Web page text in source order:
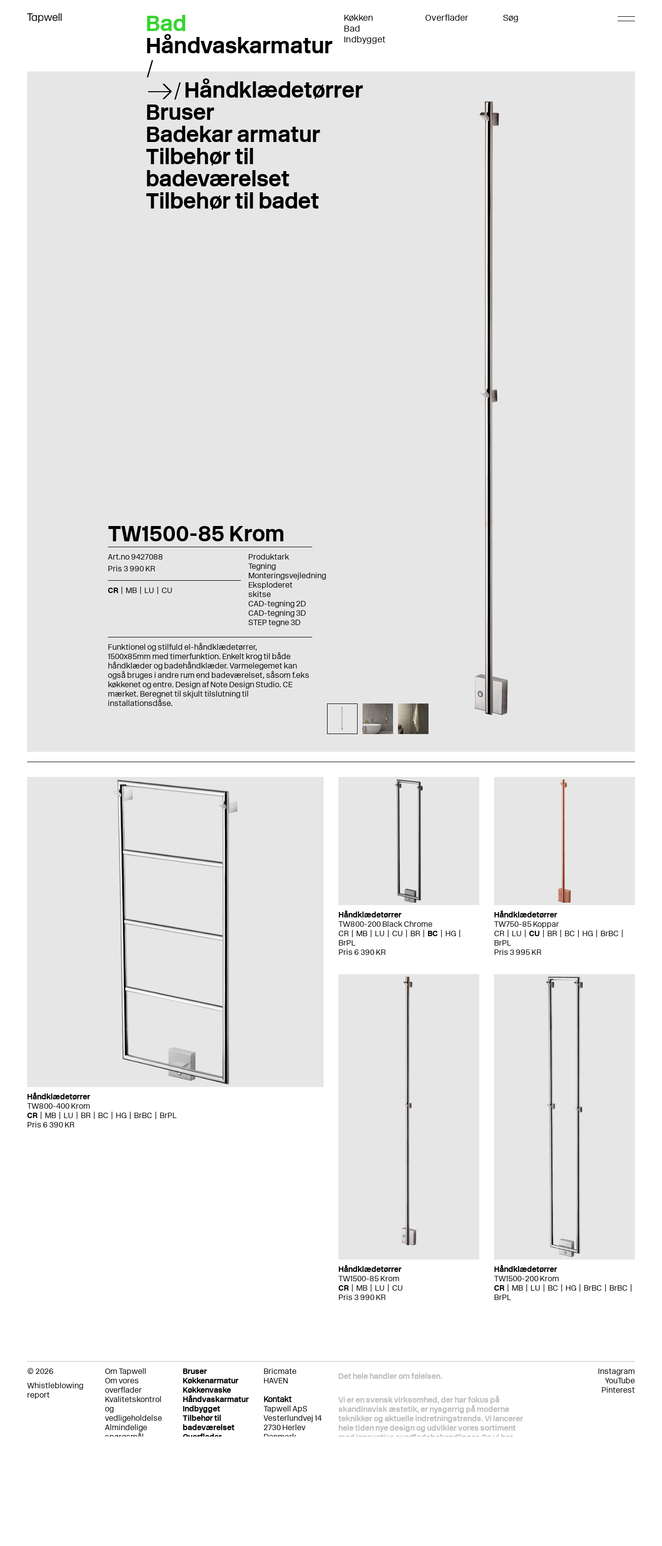
Bad
Håndvaskarmatur
Håndklædetørrer
Bruser
Badekar armatur
Tilbehør til
badeværelset
Tilbehør til badet
Køkken
Bad
Indbygget
Overflader Søg
TW1500-85 Krom
Art.no 9427088
Pris 3 990 KR
CR MB LU CU
Produktark
Tegning
Monteringsvejledning
Eksploderet
skitse
CAD-tegning 2D
CAD-tegning 3D
STEP tegne 3D
Funktionel og stilfuld el-håndklædetørrer,
1500x85mm med timerfunktion. Enkelt krog til både
håndklæder og badehåndklæder. Varmelegemet kan
også bruges i andre rum end badeværelset, såsom f.eks
køkkenet og entre. Design af Note Design Studio. CE
mærket. Beregnet til skjult tilslutning til
installationsdåse.
Håndklædetørrer
TW800-400 Krom
CR
MB LU BR BC HG BrBC
BrPL
Pris 6 390 KR
Håndklædetørrer
TW800-200 Black Chrome
CR
MB LU CU BR BC
HG
BrPL
Pris 6 390 KR
Håndklædetørrer
TW750-85 Koppar
CR
LU CU BR BC HG
BrBC
BrPL
Pris 3 995 KR
Håndklædetørrer
TW1500-85 Krom
CR
MB LU
CU
Pris 3 990 KR
Håndklædetørrer
TW1500-200 Krom
CR
MB LU BC HG BrBC
BrBC
BrPL
© 2026
Whistleblowing
report
Om Tapwell
Om vores
overflader
Kvalitetskontrol
og
vedligeholdelse
Almindelige
spørgsmål
Bruser
Køkkenarmatur
Køkkenvaske
Håndvaskarmatur
Indbygget
Tilbehør til
badeværelset
Overflader
Bricmate
HAVEN
Kontakt
Tapwell ApS
Vesterlundvej 14
2730 Herlev
Danmark
Det hele handler om følelsen.
Vi er en svensk virksomhed, der har fokus på
skandinavisk æstetik, er nysgerrig på moderne
teknikker og aktuelle indretningstrends. Vi lancerer
hele tiden nye design og udvikler vores sortiment
med innovative overfladebehandlinger. Og vi har
Instagram
YouTube
Pinterest